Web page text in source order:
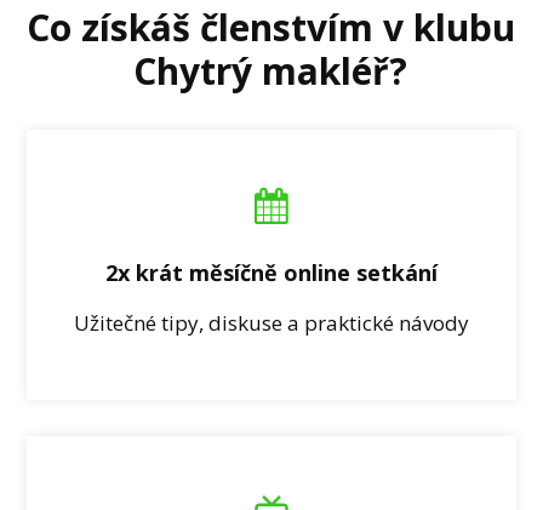
Co získáš členstvím v klubu
Chytrý makléř?
2x krát měsíčně online setkání
Užitečné tipy, diskuse a praktické návody